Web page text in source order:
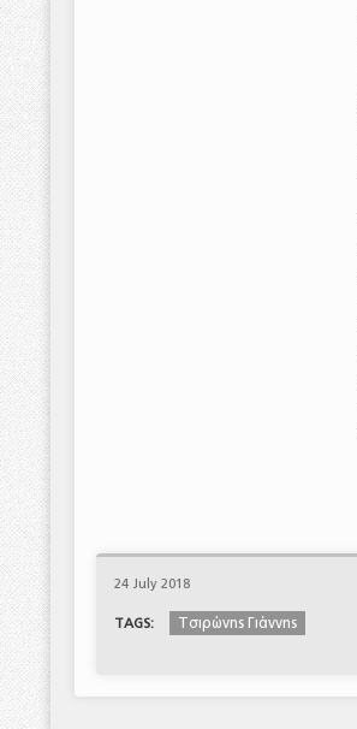
24 July 2018
TAGS: Τσιρώνης Γιάννης